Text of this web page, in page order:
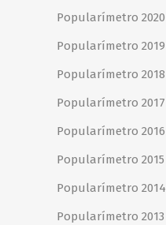
Popularímetro 2020
Popularímetro 2019
Popularímetro 2018
Popularímetro 2017
Popularímetro 2016
Popularímetro 2015
Popularímetro 2014
Popularímetro 2013